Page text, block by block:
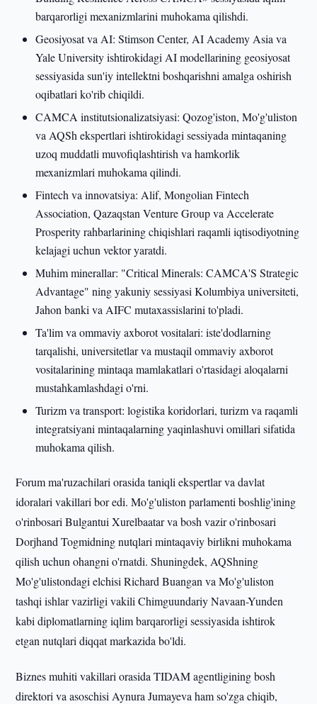
barqarorligi mexanizmlarini muhokama qilishdi.
Geosiyosat va AI: Stimson Center, AI Academy Asia va
Yale University ishtirokidagi AI modellarining geosiyosat
sessiyasida sun'iy intellektni boshqarishni amalga oshirish
oqibatlari ko'rib chiqildi.
CAMCA institutsionalizatsiyasi: Qozog'iston, Mo'g'uliston
va AQSh ekspertlari ishtirokidagi sessiyada mintaqaning
uzoq muddatli muvofiqlashtirish va hamkorlik
mexanizmlari muhokama qilindi.
Fintech va innovatsiya: Alif, Mongolian Fintech
Association, Qazaqstan Venture Group va Accelerate
Prosperity rahbarlarining chiqishlari raqamli iqtisodiyotning
kelajagi uchun vektor yaratdi.
Muhim minerallar: "Critical Minerals: CAMCA'S Strategic
Advantage" ning yakuniy sessiyasi Kolumbiya universiteti,
Jahon banki va AIFC mutaxassislarini to'pladi.
Ta'lim va ommaviy axborot vositalari: iste'dodlarning
tarqalishi, universitetlar va mustaqil ommaviy axborot
vositalarining mintaqa mamlakatlari o'rtasidagi aloqalarni
mustahkamlashdagi o'rni.
Turizm va transport: logistika koridorlari, turizm va raqamli
integratsiyani mintaqalarning yaqinlashuvi omillari sifatida
muhokama qilish.
Forum ma'ruzachilari orasida taniqli ekspertlar va davlat
idoralari vakillari bor edi. Mo'g'uliston parlamenti boshlig'ining
o'rinbosari Bulgantui Xurelbaatar va bosh vazir o'rinbosari
Dorjhand Togmidning nutqlari mintaqaviy birlikni muhokama
qilish uchun ohangni o'rnatdi. Shuningdek, AQShning
Mo'g'ulistondagi elchisi Richard Buangan va Mo'g'uliston
tashqi ishlar vazirligi vakili Chimguundariy Navaan-Yunden
kabi diplomatlarning iqlim barqarorligi sessiyasida ishtirok
etgan nutqlari diqqat markazida bo'ldi.
Biznes muhiti vakillari orasida TIDAM agentligining bosh
direktori va asoschisi Aynura Jumayeva ham so'zga chiqib,